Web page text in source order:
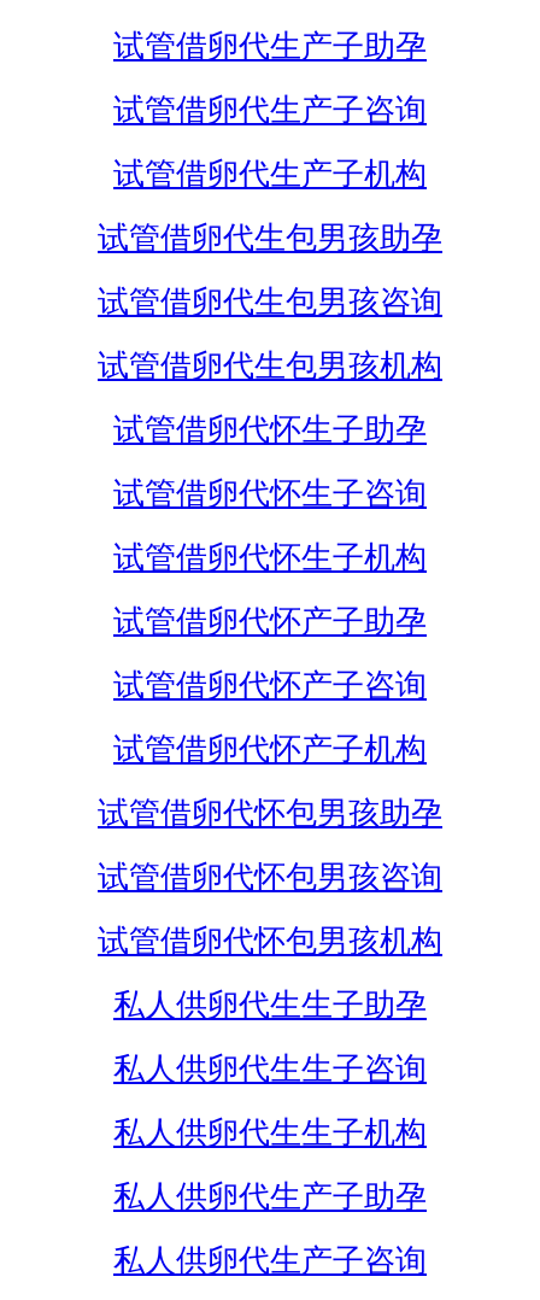
试管借卵代生产子助孕
试管借卵代生产子咨询
试管借卵代生产子机构
试管借卵代生包男孩助孕
试管借卵代生包男孩咨询
试管借卵代生包男孩机构
试管借卵代怀生子助孕
试管借卵代怀生子咨询
试管借卵代怀生子机构
试管借卵代怀产子助孕
试管借卵代怀产子咨询
试管借卵代怀产子机构
试管借卵代怀包男孩助孕
试管借卵代怀包男孩咨询
试管借卵代怀包男孩机构
私人供卵代生生子助孕
私人供卵代生生子咨询
私人供卵代生生子机构
私人供卵代生产子助孕
私人供卵代生产子咨询